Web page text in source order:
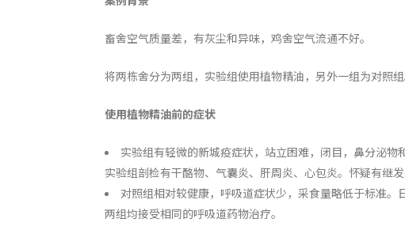
畜舍空气质量差，有灰尘和异味，鸡舍空气流通不好。
将两栋舍分为两组，实验组使用植物精油，另外一组为对照组
使用植物精油前的症状
实验组有轻微的新城疫症状，站立困难，闭目，鼻分泌物
实验组剖检有干酪物、气囊炎、肝周炎、心包炎。怀疑有继发
对照组相对较健康，呼吸道症状少，采食量略低于标准。
两组均接受相同的呼吸道药物治疗。